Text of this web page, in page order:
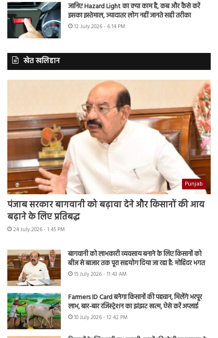
जानिए Hazard Light का क्या काम है, कब और कैसे करें
इसका इस्तेमाल, ज्यादातर लोग नहीं जानते सही तरीका
12 July 2026 - 6:14 PM
खेत खलिहान
Punjab
पंजाब सरकार बागवानी को बढ़ावा देने और किसानों की आय
बढ़ाने के लिए प्रतिबद्ध
24 July 2026 - 1:45 PM
बागवानी को लाभकारी व्यवसाय बनाने के लिए किसानों को
बीज से बाजार तक पूरा सहयोग दिया जा रहा है: मोहिंदर भगत
15 July 2026 - 11:43 AM
Farmers ID Card बनेगा किसानों की पहचान, मिलेंगे भरपूर
लाभ, बार-बार रजिस्ट्रेशन का झंझट खत्म, ऐसे करें अप्लाई
10 July 2026 - 12:42 PM